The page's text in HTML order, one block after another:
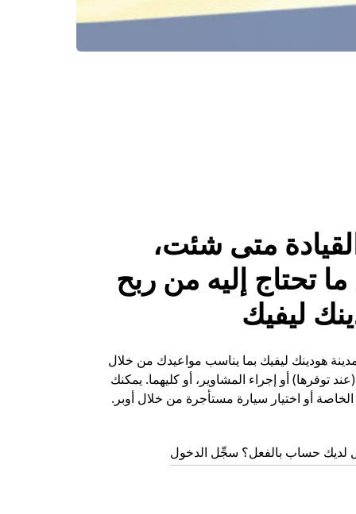
متى شئت،
تحتاج إليه من ربح
ليفيك
هودينك ليفيك بما يناسب مواعيدك من خلال
توفرها) أو إجراء المشاوير، أو كليهما. يمكنك
أو اختيار سيارة مستأجرة من خلال أوبر.
لديك حساب بالفعل؟ سجِّل الدخول